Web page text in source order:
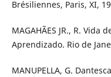
Brésiliennes, Paris, XI,
MAGAHÃES JR., R. Vida
Aprendizado. Rio de
MANUPELLA, G.